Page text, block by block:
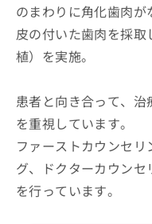
のまわりに角化歯肉
皮の付いた歯肉を採取
植）を実施。
患者と向き合って、
を重視しています。
ファーストカウンセ
グ、ドクターカウン
を行っています。